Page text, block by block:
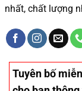
nhất, chất lượng
Tuyên bố